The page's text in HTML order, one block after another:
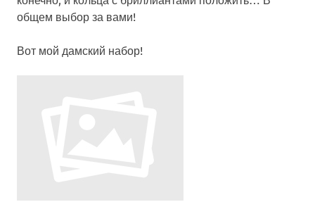
общем выбор за вами!
Вот мой дамский набор!